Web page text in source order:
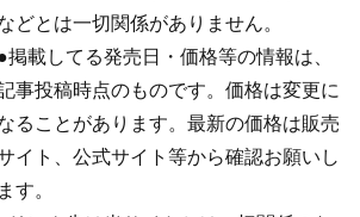
どとは一切関係がありません。
掲載してる発売日・価格等の情報は、
事投稿時点のものです。価格は変更に
ることがあります。最新の価格は販売
イト、公式サイト等から確認お願いし
す。